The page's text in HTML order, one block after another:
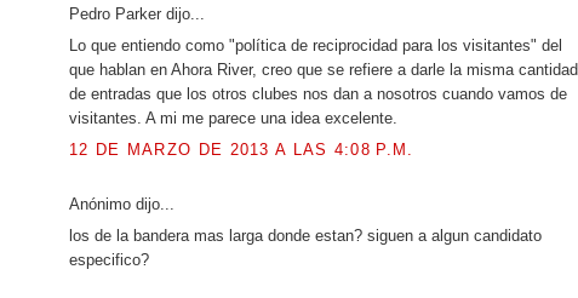
Pedro Parker dijo...
Lo que entiendo como "política de reciprocidad para los visitantes" del
que hablan en Ahora River, creo que se refiere a darle la misma cantidad
de entradas que los otros clubes nos dan a nosotros cuando vamos de
visitantes. A mi me parece una idea excelente.
12 DE MARZO DE 2013 A LAS 4:08 P.M.
Anónimo dijo...
los de la bandera mas larga donde estan? siguen a algun candidato
especifico?